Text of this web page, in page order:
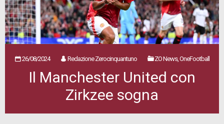
26/08/2024 Redazione Zerocinquantuno ZO News, OneFootball
Il Manchester United con
Zirkzee sogna